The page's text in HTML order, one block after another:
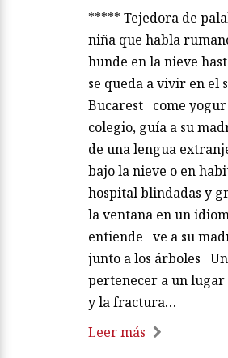
***** Tejedora de
niña que habla
hunde en la nieve
se queda a vivir en el
Bucarest come
colegio, guía a su
de una lengua
bajo la nieve o en
hospital blindadas y
la ventana en un
entiende ve a su
junto a los árboles
pertenecer a un
y la fractura…
Leer más